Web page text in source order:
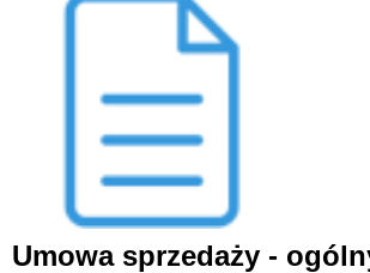
Umowa sprzedaży -